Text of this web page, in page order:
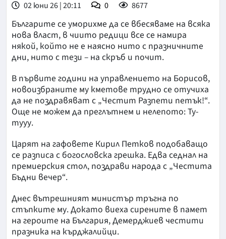
02 юни 26 | 20:11
0 8677
Българите се уморихме да се вбесяваме на всяка
нова власт, в чиито редици все се намира
някой, който не е наясно нито с празничните
дни, нито с тези – на скръб и почит.
В първите години на управлението на Борисов,
новоизбраните му кметове трудно се отучиха
да не поздравяват с „Честит Разпети петък!“.
Още не можем да преглътнем и нелепото: Ту-
тууу.
Царят на гафовете Кирил Петков подобаващо
се разписа с богословска грешка. Едва седнал на
премиерския стол, поздрави народа с „Честита
Бъдни вечер“.
Днес вътрешният министър тръгна по
стъпките му. Докато виеха сирените в памет
на героите на България, Демерджиев честити
празника на кърджалийци.